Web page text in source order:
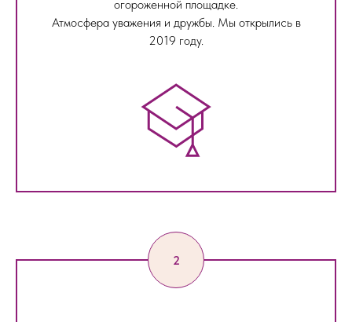
огороженной площадке.
Атмосфера уважения и дружбы. Мы открылись в
2019 году.